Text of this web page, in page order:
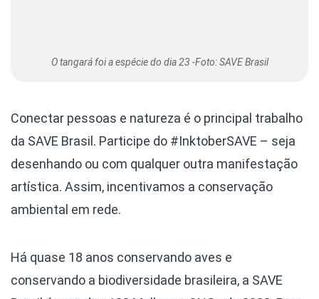
O tangará foi a espécie do dia 23 -Foto: SAVE Brasil
Conectar pessoas e natureza é o principal trabalho
da SAVE Brasil. Participe do #InktoberSAVE – seja
desenhando ou com qualquer outra manifestação
artística. Assim, incentivamos a conservação
ambiental em rede.
Há quase 18 anos conservando aves e
conservando a biodiversidade brasileira, a SAVE